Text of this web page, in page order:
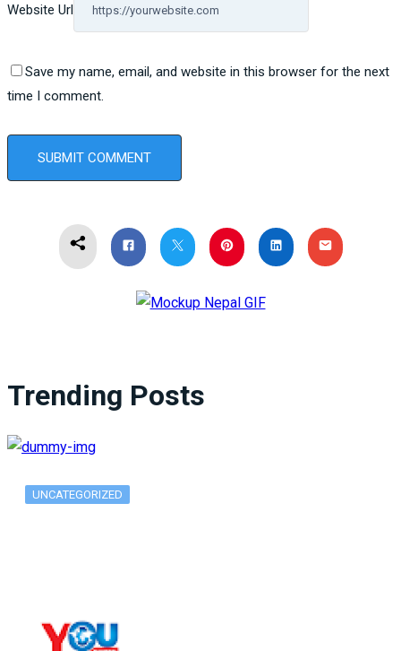
Website Url
Save my name, email, and website in this browser for the next
time I comment.
Trending Posts
UNCATEGORIZED